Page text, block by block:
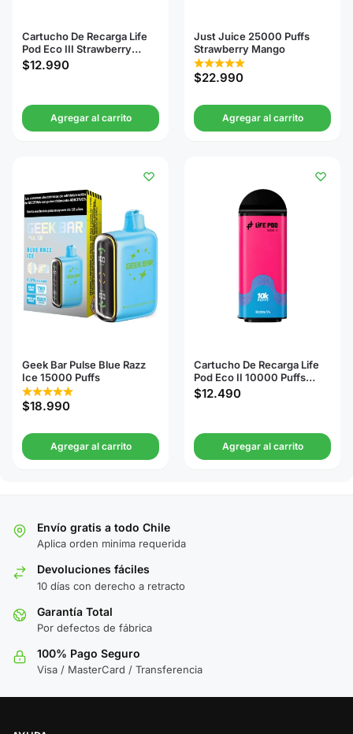
Cartucho De Recarga Life
Pod Eco III Strawberry
Bubblegum 20000 Puffs
$12.990
Agregar al carrito
Just Juice 25000 Puffs
Strawberry Mango
$22.990
Agregar al carrito
Geek Bar Pulse Blue Razz
Ice 15000 Puffs
$18.990
Agregar al carrito
Cartucho De Recarga Life
Pod Eco II 10000 Puffs
Dragon Fruit Ice
$12.490
Agregar al carrito
Envío gratis a todo Chile
Aplica orden minima requerida
Devoluciones fáciles
10 días con derecho a retracto
Garantía Total
Por defectos de fábrica
100% Pago Seguro
Visa / MasterCard / Transferencia